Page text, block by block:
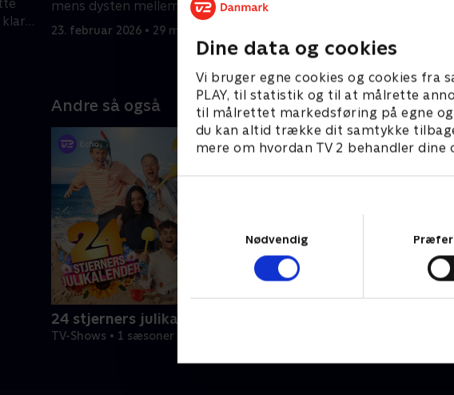
Dine data og cookies
Vi bruger egne cookies og cookies fra
PLAY, til statistik og til at målrette
til målrettet markedsføring på egne
du kan altid trække dit samtykke
mere om hvordan TV 2 behandler dine
Nødvendig
mens dysten mellem sæsonens
holdkaptajner spidser til.
23. februar 2026 • 29 min
og Molly Egelind.
2. marts 2026 • 29 min
Andre så også
24 stjerners julikalender
TV-Shows • 1 sæsoner
Hvem vil